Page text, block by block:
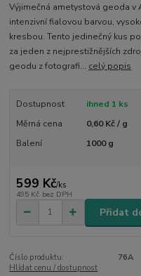
Výjimečná ametystová geoda v
intenzivní fialovou barvou,
kresbou. Tento jedinečný kus
za jeden z nejprestižnějších
geodu z fotografi... celý popis
Dostupnost
ihned 1 ks
Měrná cena
0,60 Kč / g
Balení
1000 g
599 Kč/ks
495 Kč bez DPH
Přidat
Číslo produktu:
76A
Hlídat cenu / dostupnost